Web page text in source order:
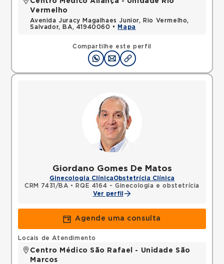
Compartilhe este perfil
Vermelho
Avenida Juracy Magalhaes Junior, Rio Vermelho,
Salvador, BA, 41940060 •
Mapa
Giordano Gomes De Matos
Ginecologia ClínicaObstetrícia Clínica
CRM 7431/BA •
RQE 4164 - Ginecologia e obstetrícia
Ver perfil
Agende uma consulta
Locais de Atendimento
Centro Médico São Rafael - Unidade São
Marcos